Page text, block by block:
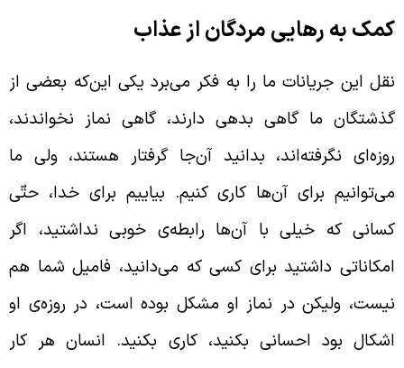
به رهایی مردگان از عذاب
این جریانات ما را به فکر می‌برد یکی این‌که بعضی از
ما گاهی بدهی دارند، گاهی نماز نخواندند،
نگرفته‌اند، بدانید آن‌جا گرفتار هستند، ولی ما
برای آن‌ها کاری کنیم. بیاییم برای خدا، حتّی
که خیلی با آن‌ها رابطه‌ی خوبی نداشتید، اگر
داشتید برای کسی که می‌دانید، فامیل شما هم
ولیکن در نماز او مشکل بوده است، در روزه‌ی او
بود احسانی بکنید، کاری بکنید. انسان هر کار